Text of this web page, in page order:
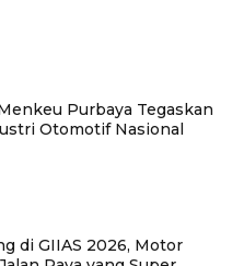
Purbaya Tegaskan
Otomotif Nasional
di GIIAS 2026, Motor